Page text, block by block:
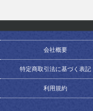
会社概要
特定商取引法に基づく表記
利用規約